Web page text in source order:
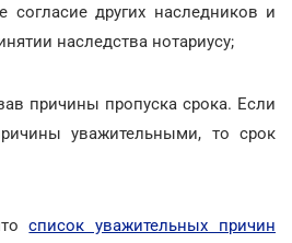
согласие других наследников и
наследства нотариусу;
причины пропуска срока. Если
уважительными, то срок
список уважительных причин